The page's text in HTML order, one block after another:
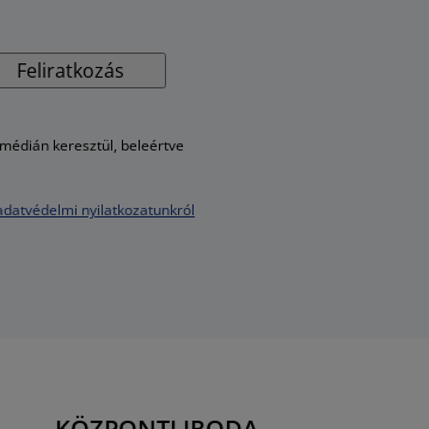
Feliratkozás
keresztül, beleértve
nyilatkozatunkról